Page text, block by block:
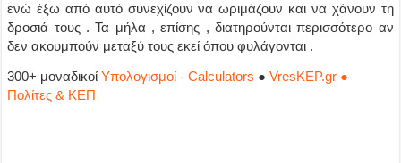
ενώ έξω από αυτό συνεχίζουν να ωριμάζουν και να χάνουν τη
δροσιά τους . Τα μήλα , επίσης , διατηρούνται περισσότερο αν
δεν ακουμπούν μεταξύ τους εκεί όπου φυλάγονται .
300+ μοναδικοίΥπολογισμοί - Calculators ●VresKEP.gr ●
Πολίτες & ΚΕΠ